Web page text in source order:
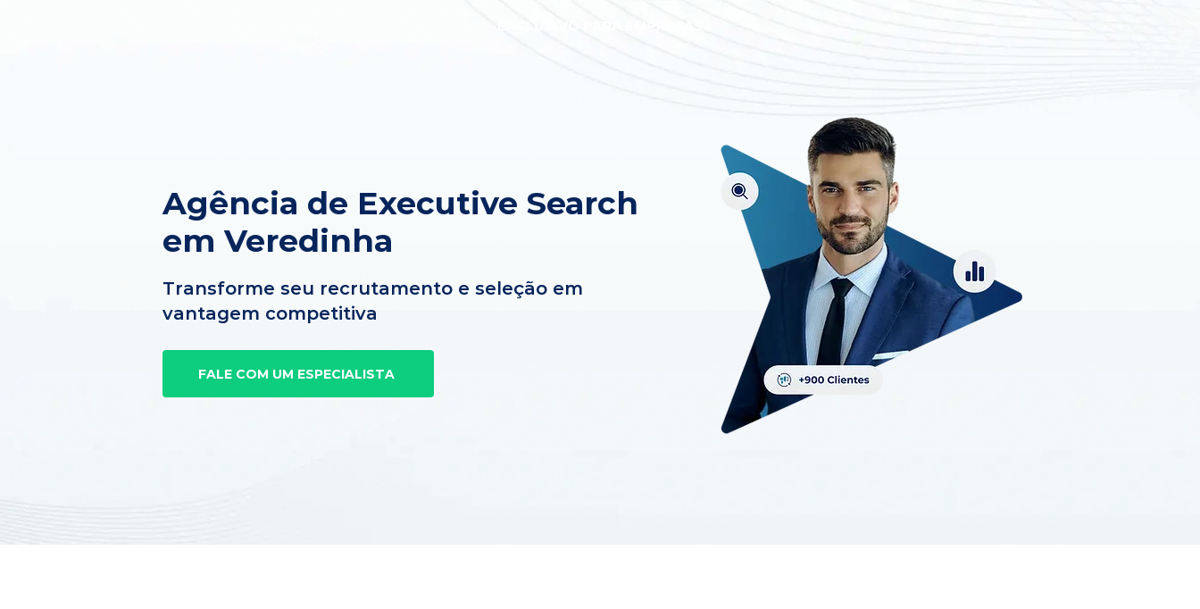
Agência de Executive Search
em Veredinha
Transforme seu recrutamento e seleção em
vantagem competitiva
FALE COM UM ESPECIALISTA